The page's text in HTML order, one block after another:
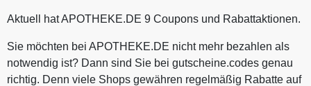
Aktuell hat APOTHEKE.DE 9 Coupons und Rabattaktionen.
Sie möchten bei APOTHEKE.DE nicht mehr bezahlen als
notwendig ist? Dann sind Sie bei gutscheine.codes genau
richtig. Denn viele Shops gewähren regelmäßig Rabatte auf